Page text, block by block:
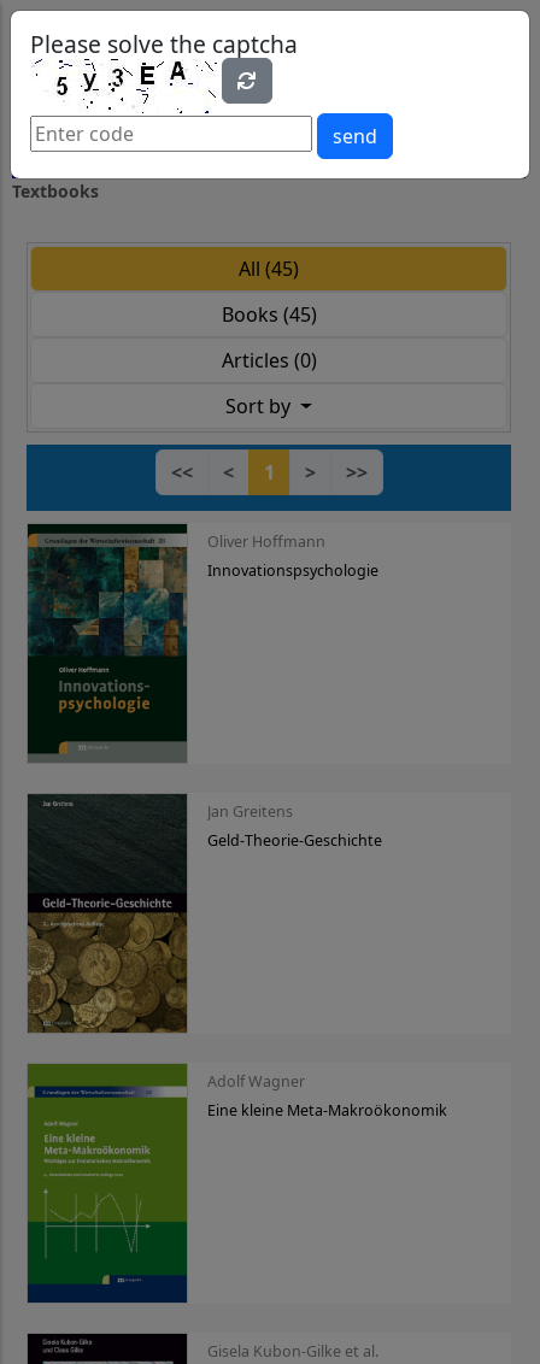
Please solve the captcha
send
Textbooks
All (45)
Books (45)
Articles (0)
Sort by
<< < 1 > >>
Oliver Hoffmann
Innovationspsychologie
Jan Greitens
Geld-Theorie-Geschichte
Adolf Wagner
Eine kleine Meta-Makroökonomik
Gisela Kubon-Gilke et al.